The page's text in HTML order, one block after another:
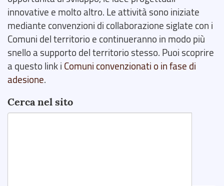
innovative e molto altro. Le attività sono iniziate
mediante convenzioni di collaborazione siglate con i
Comuni del territorio e continueranno in modo più
snello a supporto del territorio stesso. Puoi scoprire
a questo link i Comuni convenzionati o in fase di
adesione.
Cerca nel sito